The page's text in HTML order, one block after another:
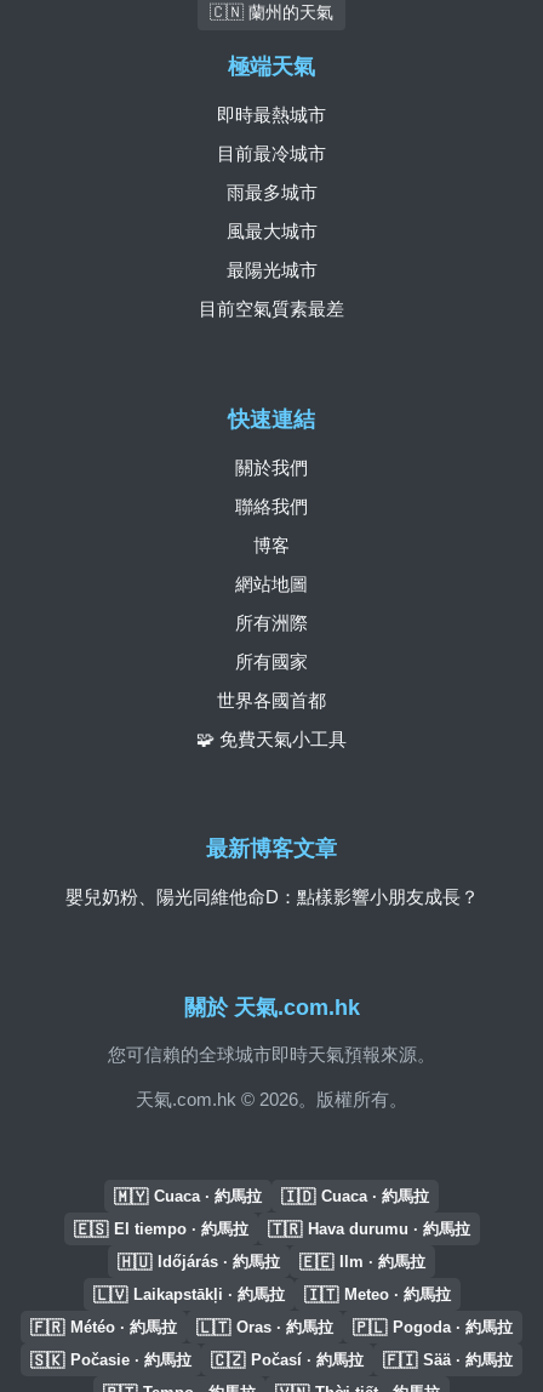
🇨🇳 蘭州的天氣
關於 天氣.com.hk
您可信賴的全球城市即時天氣預報來源。
天氣.com.hk © 2026。版權所有。
快速連結
關於我們
聯絡我們
博客
網站地圖
所有洲際
所有國家
世界各國首都
🧩 免費天氣小工具
極端天氣
即時最熱城市
目前最冷城市
雨最多城市
風最大城市
最陽光城市
目前空氣質素最差
最新博客文章
嬰兒奶粉、陽光同維他命D：點樣影響小朋友成長？
🇲🇾 Cuaca · 約馬拉 🇮🇩 Cuaca · 約馬拉
🇪🇸 El tiempo · 約馬拉 🇹🇷 Hava durumu · 約馬拉
🇭🇺 Időjárás · 約馬拉 🇪🇪 Ilm · 約馬拉
🇱🇻 Laikapstākļi · 約馬拉 🇮🇹 Meteo · 約馬拉
🇫🇷 Météo · 約馬拉 🇱🇹 Oras · 約馬拉 🇵🇱 Pogoda · 約馬拉
🇸🇰 Počasie · 約馬拉 🇨🇿 Počasí · 約馬拉 🇫🇮 Sää · 約馬拉